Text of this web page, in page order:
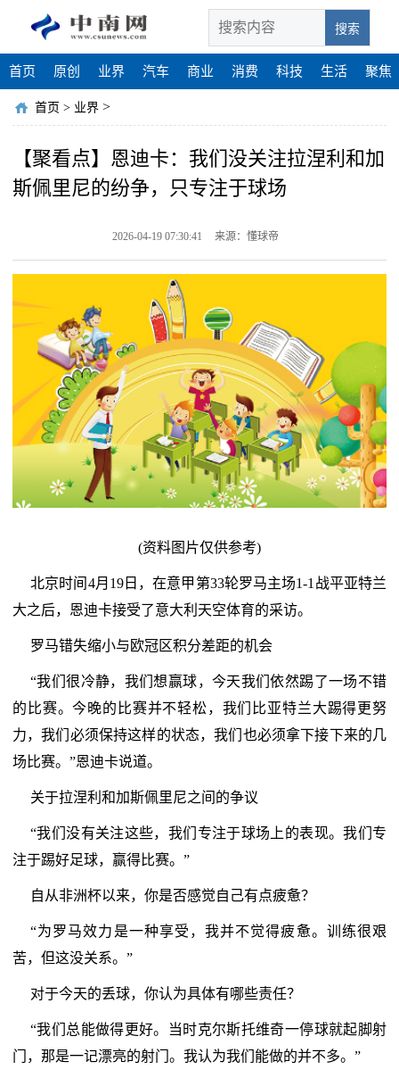
搜索
首页 原创 业界 汽车 商业 消费 科技 生活 聚焦
首页 > 业界 >
【聚看点】恩迪卡：我们没关注拉涅利和加
斯佩里尼的纷争，只专注于球场
2026-04-19 07:30:41 来源：懂球帝
(资料图片仅供参考)
北京时间4月19日，在意甲第33轮罗马主场1-1战平亚特兰
大之后，恩迪卡接受了意大利天空体育的采访。
罗马错失缩小与欧冠区积分差距的机会
“我们很冷静，我们想赢球，今天我们依然踢了一场不错
的比赛。今晚的比赛并不轻松，我们比亚特兰大踢得更努
力，我们必须保持这样的状态，我们也必须拿下接下来的几
场比赛。”恩迪卡说道。
关于拉涅利和加斯佩里尼之间的争议
“我们没有关注这些，我们专注于球场上的表现。我们专
注于踢好足球，赢得比赛。”
自从非洲杯以来，你是否感觉自己有点疲惫？
“为罗马效力是一种享受，我并不觉得疲惫。训练很艰
苦，但这没关系。”
对于今天的丢球，你认为具体有哪些责任？
“我们总能做得更好。当时克尔斯托维奇一停球就起脚射
门，那是一记漂亮的射门。我认为我们能做的并不多。”